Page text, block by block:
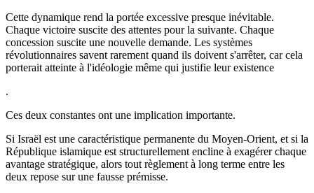
Cette dynamique rend la portée excessive presque inévitable.
Chaque victoire suscite des attentes pour la suivante. Chaque
concession suscite une nouvelle demande. Les systèmes
révolutionnaires savent rarement quand ils doivent s'arrêter, car cela
porterait atteinte à l'idéologie même qui justifie leur existence
.
Ces deux constantes ont une implication importante.
Si Israël est une caractéristique permanente du Moyen-Orient, et si la
République islamique est structurellement encline à exagérer chaque
avantage stratégique, alors tout règlement à long terme entre les
deux repose sur une fausse prémisse.